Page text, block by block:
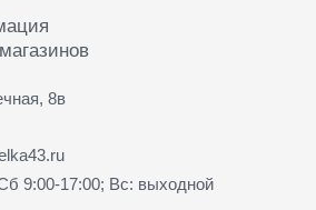
8в
9:00-17:00; Вс: выходной